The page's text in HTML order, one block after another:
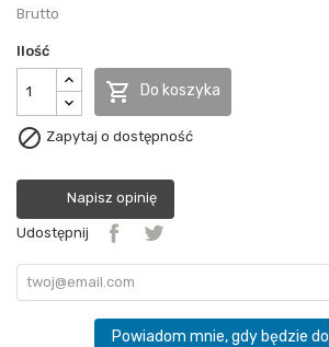
Brutto
Ilość
 Do koszyka
 Zapytaj o dostępność
Napisz opinię
Udostępnij
Powiadom mnie, gdy będzie